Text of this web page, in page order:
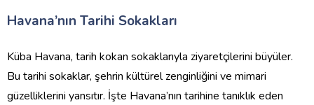
Havana’nın Tarihi Sokakları
Küba Havana, tarih kokan sokaklarıyla ziyaretçilerini büyüler.
Bu tarihi sokaklar, şehrin kültürel zenginliğini ve mimari
güzelliklerini yansıtır. İşte Havana’nın tarihine tanıklık eden